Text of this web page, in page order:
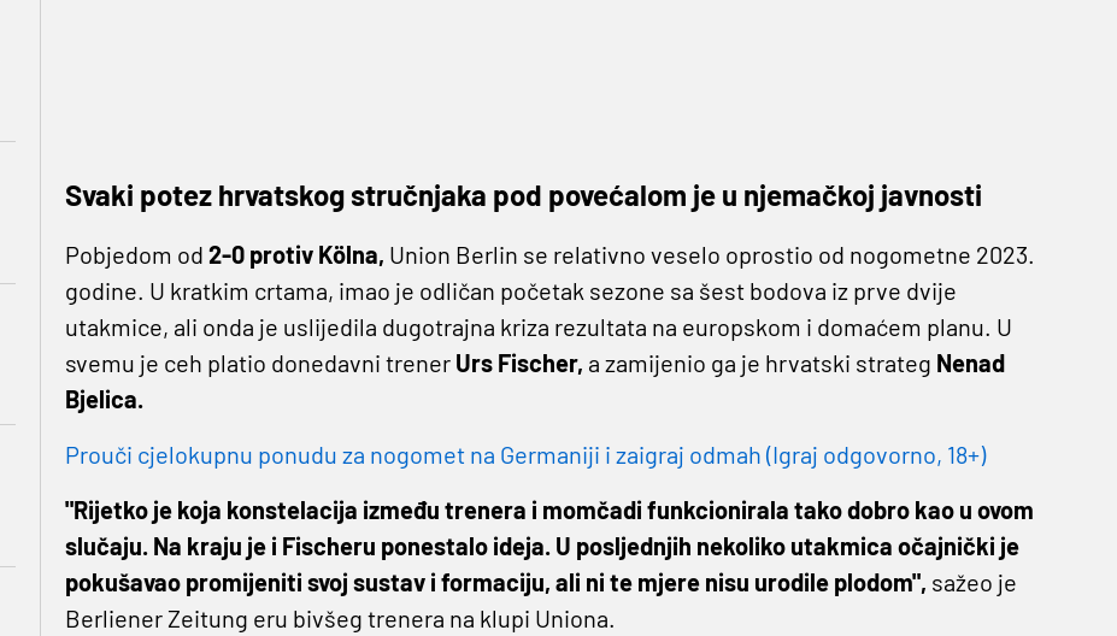
Svaki potez hrvatskog stručnjaka pod povećalom je u njemačkoj javnosti
Pobjedom od 2-0 protiv Kölna, Union Berlin se relativno veselo oprostio od nogometne 2023.
godine. U kratkim crtama, imao je odličan početak sezone sa šest bodova iz prve dvije
utakmice, ali onda je uslijedila dugotrajna kriza rezultata na europskom i domaćem planu. U
svemu je ceh platio donedavni trener Urs Fischer, a zamijenio ga je hrvatski strateg Nenad
Bjelica.
Prouči cjelokupnu ponudu za nogomet na Germaniji i zaigraj odmah (Igraj odgovorno, 18+)
"Rijetko je koja konstelacija između trenera i momčadi funkcionirala tako dobro kao u ovom
slučaju. Na kraju je i Fischeru ponestalo ideja. U posljednjih nekoliko utakmica očajnički je
pokušavao promijeniti svoj sustav i formaciju, ali ni te mjere nisu urodile plodom", sažeo je
Berliener Zeitung eru bivšeg trenera na klupi Uniona.